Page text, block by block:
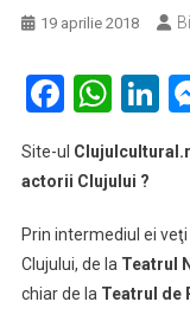
19 aprilie 2018
Site-ul
actorii Clujului ?
Prin intermediul ei
Clujului, de la Teatrul
chiar de la Teatrul de